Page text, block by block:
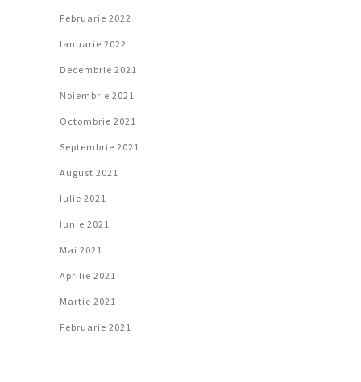
Februarie 2022
Ianuarie 2022
Decembrie 2021
Noiembrie 2021
Octombrie 2021
Septembrie 2021
August 2021
Iulie 2021
Iunie 2021
Mai 2021
Aprilie 2021
Martie 2021
Februarie 2021